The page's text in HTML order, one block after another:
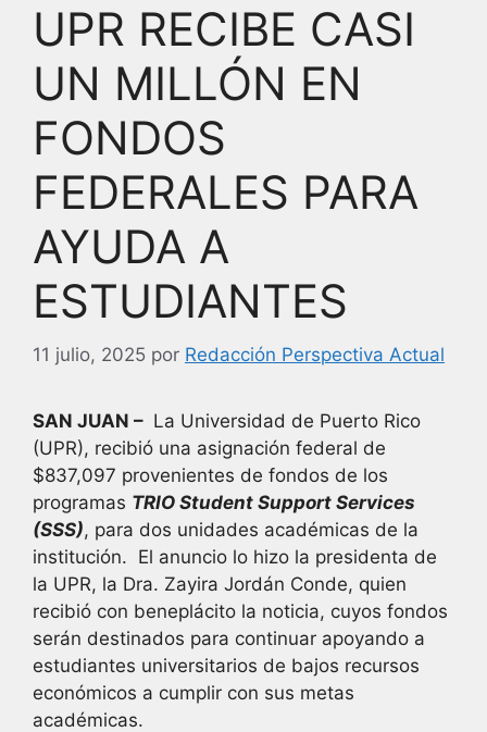
UPR RECIBE CASI
UN MILLÓN EN
FONDOS
FEDERALES PARA
AYUDA A
ESTUDIANTES
11 julio, 2025 por Redacción Perspectiva Actual
SAN JUAN – La Universidad de Puerto Rico
(UPR), recibió una asignación federal de
$837,097 provenientes de fondos de los
programas TRIO Student Support Services
(SSS), para dos unidades académicas de la
institución. El anuncio lo hizo la presidenta de
la UPR, la Dra. Zayira Jordán Conde, quien
recibió con beneplácito la noticia, cuyos fondos
serán destinados para continuar apoyando a
estudiantes universitarios de bajos recursos
económicos a cumplir con sus metas
académicas.